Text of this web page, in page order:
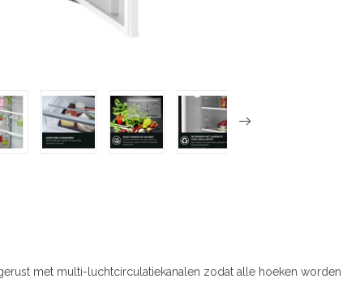
met multi-luchtcirculatiekanalen zodat alle hoeken worden